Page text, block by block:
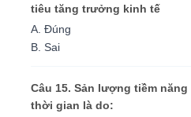
tiêu tăng trưởng kinh tế
A. Đúng
B. Sai
Câu 15. Sản lượng tiềm
thời gian là do: